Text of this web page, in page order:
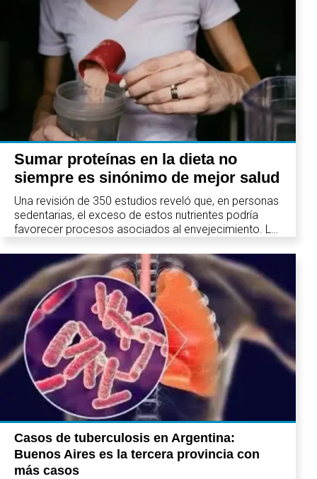
Sumar proteínas en la dieta no
siempre es sinónimo de mejor salud
Una revisión de 350 estudios reveló que, en personas
sedentarias, el exceso de estos nutrientes podría
favorecer procesos asociados al envejecimiento. La
edad
Casos de tuberculosis en Argentina:
Buenos Aires es la tercera provincia con
más casos